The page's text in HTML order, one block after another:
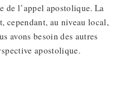
de l’appel apostolique. La
cependant, au niveau local,
avons besoin des autres
apostolique.